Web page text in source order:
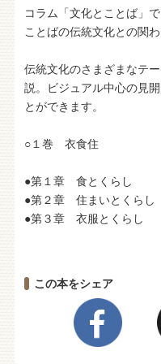
コラム「文化とことば」
ことばの伝統文化との関
伝統文化のさまざまなテ
説。ビジュアル中心の見
とができます。
○１巻 衣食住
●第１章 食とくらし
●第２章 住まいとくらし
●第３章 衣服とくらし
この本をシェア